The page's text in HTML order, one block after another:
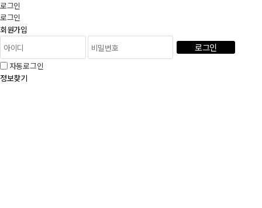
로그인
로그인
회원가입
로그인
자동로그인
정보찾기